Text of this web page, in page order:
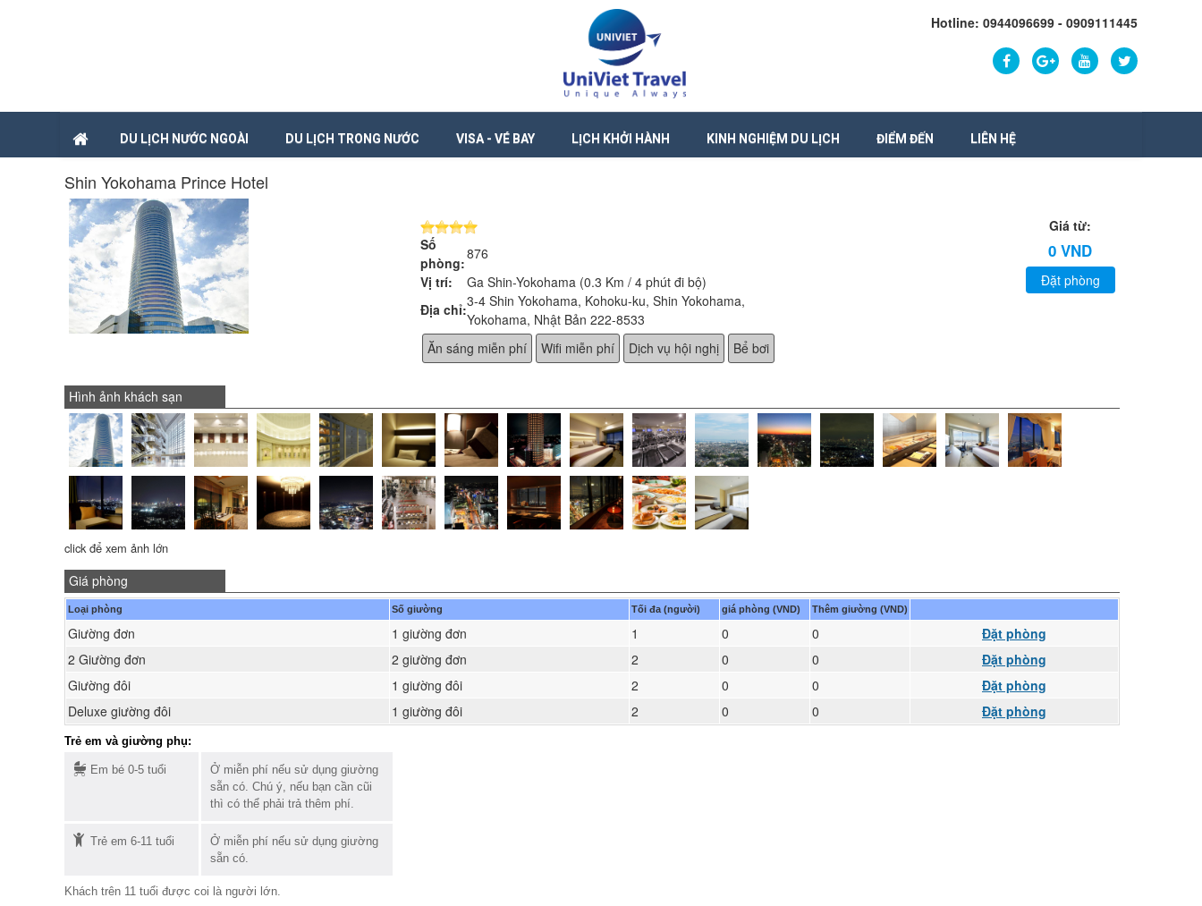
Hotline: 0944096699 - 0909111445
DU LỊCH NƯỚC NGOÀI DU LỊCH TRONG NƯỚC VISA - VÉ BAY LỊCH KHỞI HÀNH KINH NGHIỆM DU LỊCH ĐIỂM ĐẾN LIÊN HỆ
Shin Yokohama Prince Hotel
Số
phòng:
876
Vị trí:
Ga Shin-Yokohama (0.3 Km / 4 phút đi bộ)
Địa chỉ:3-4 Shin Yokohama, Kohoku-ku, Shin Yokohama,
Yokohama, Nhật Bản 222-8533
Ăn sáng miễn phí
Wifi miễn phí Dịch vụ hội nghị Bể bơi
Giá từ:
0 VND
Đặt phòng
Hình ảnh khách sạn
click để xem ảnh lớn
Giá phòng
Loại phòng Số giường Tối đa (người) giá phòng (VND) Thêm giường (VND)
Giường đơn 1 giường đơn 1 0 0
Đặt phòng
2 Giường đơn
2 giường đơn 2 0 0
Đặt phòng
Giường đôi
1 giường đôi 2 0 0
Đặt phòng
Deluxe giường đôi
1 giường đôi 2 0 0 Đặt phòng
Trẻ em và giường phụ:
Em bé 0-5 tuổi
Ở miễn phí nếu sử dụng giường
sẵn có. Chú ý, nếu bạn cần cũi
thì có thể phải trả thêm phí.
Trẻ em 6-11 tuổi
Ở miễn phí nếu sử dụng giường
sẵn có.
Khách trên 11 tuổi được coi là người lớn.